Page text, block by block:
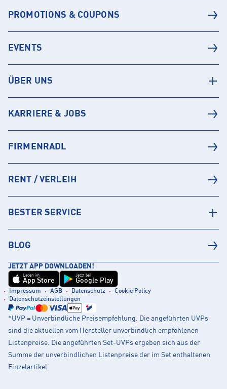
PROMOTIONS & COUPONS
EVENTS
ÜBER UNS
KARRIERE & JOBS
FIRMENRADL
RENT / VERLEIH
BESTER SERVICE
BLOG
JETZT APP DOWNLOADEN!
Laden im
App Store
Jetzt bei
Google Play
Impressum AGB Datenschutz
Cookie Policy
Datenschutzeinstellungen
*UVP = Unverbindliche Preisempfehlung. Die angeführten UVPs
sind die aktuellen vom Hersteller unverbindlich empfohlenen
Listenpreise. Die angeführten Set-UVPs ergeben sich aus der
Summe der unverbindlichen Listenpreise der im Set enthaltenen
Einzelartikel.